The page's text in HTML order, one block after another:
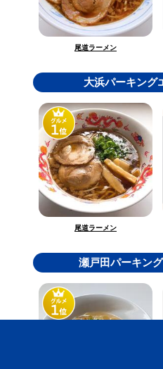
尾道ラーメン
大浜パーキング
尾道ラーメン
瀬戸田パーキン